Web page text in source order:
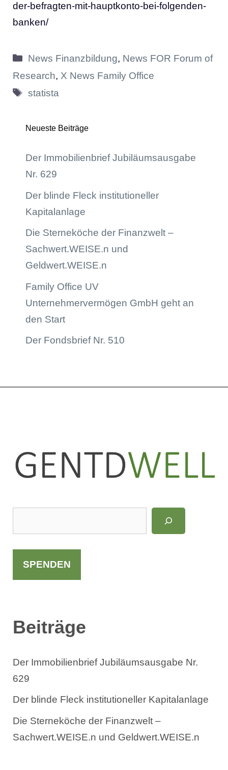
der-befragten-mit-hauptkonto-bei-folgenden-
banken/
Kategorien
News Finanzbildung, News FOR Forum of
Research, X News Family Office
Schlagwörter
statista
Neueste Beiträge
Der Immobilienbrief Jubiläumsausgabe
Nr. 629
Der blinde Fleck institutioneller
Kapitalanlage
Die Sterneköche der Finanzwelt –
Sachwert.WEISE.n und
Geldwert.WEISE.n
Family Office UV
Unternehmervermögen GmbH geht an
den Start
Der Fondsbrief Nr. 510
u
c
e
SPENDEN
Beiträge
Der Immobilienbrief Jubiläumsausgabe Nr.
629
Der blinde Fleck institutioneller Kapitalanlage
Die Sterneköche der Finanzwelt –
Sachwert.WEISE.n und Geldwert.WEISE.n